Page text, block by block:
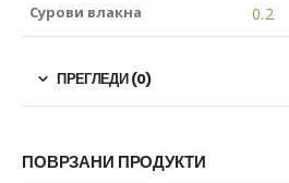
Сурови влакна 0.2
ПРЕГЛЕДИ (0)
ПОВРЗАНИ ПРОДУКТИ